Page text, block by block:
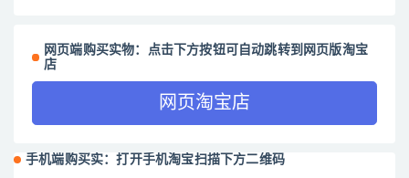
网页端购买实物：点击下方按钮可自动跳转到网页版淘宝
店
网页淘宝店
手机端购买实：打开手机淘宝扫描下方二维码